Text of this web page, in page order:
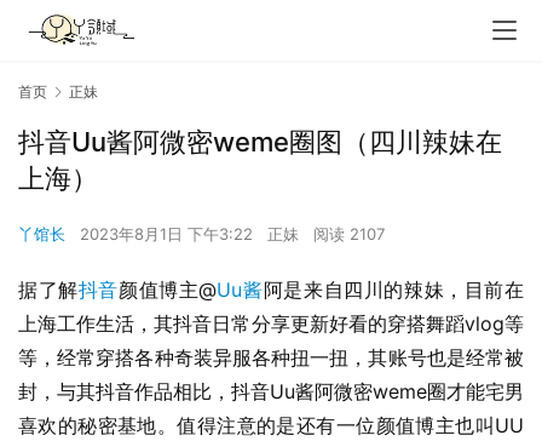
首页 正妹
抖音Uu酱阿微密weme圈图（四川辣妹在
上海）
丫馆长 2023年8月1日 下午3:22 正妹 阅读 2107
据了解抖音颜值博主@Uu酱阿是来自四川的辣妹，目前在
上海工作生活，其抖音日常分享更新好看的穿搭舞蹈vlog等
等，经常穿搭各种奇装异服各种扭一扭，其账号也是经常被
封，与其抖音作品相比，抖音Uu酱阿微密weme圈才能宅男
喜欢的秘密基地。值得注意的是还有一位颜值博主也叫UU